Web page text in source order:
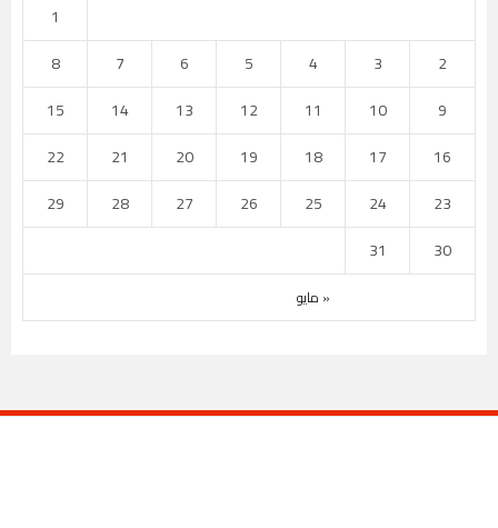
« مايو
1
2
3
4
5
6
7
8
9
10
11
12
13
14
15
16
17
18
19
20
21
22
23
24
25
26
27
28
29
30
31